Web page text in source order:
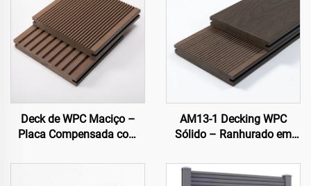
Deck de WPC Maciço –
Placa Compensada com
Lados
AM13-1 Decking WPC
Sólido – Ranhurado em